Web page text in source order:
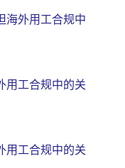
海外用工合规中
用工合规中的关
用工合规中的关